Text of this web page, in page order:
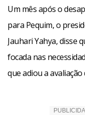
Um mês após o
para Pequim, o
Jauhari Yahya, disse
focada nas
que adiou a